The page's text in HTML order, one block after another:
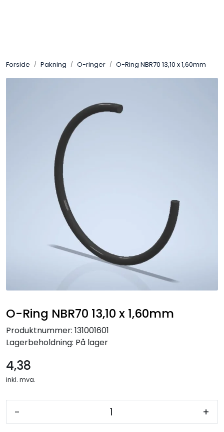
Forside Pakning O-ringer O-Ring NBR70 13,10 x 1,60mm
O-Ring NBR70 13,10 x 1,60mm
Produktnummer: 131001601
Lagerbeholdning: På lager
4,38
inkl. mva.
- +
Pakning
Slitasjeteknikk
Verneutstyr
Industriprodukter